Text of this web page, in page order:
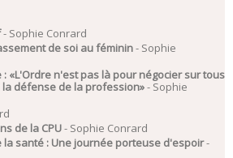
- Sophie Conrard
de soi au féminin- Sophie
«L'Ordre n'est pas là pour négocier sur tous
défense de la profession»- Sophie
de la CPU- Sophie Conrard
santé : Une journée porteuse d'espoir-